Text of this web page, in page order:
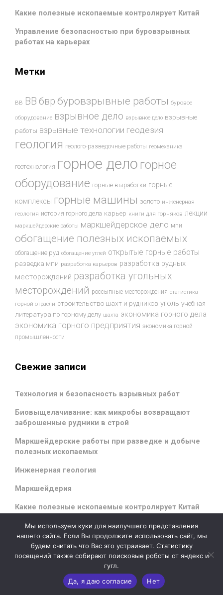
Какие полезные ископаемые контролирует Китай
Управление безопасностью при буровзрывных
работах на карьерах
Метки
ВВ ВВ бвр буровзрывные работы буровое
оборудование взрывное дело взрывное дело взрывные
работы взрывные технологии геодезия
геология геолого-разведочные работы геомеханика
геотехнология горное дело горное
оборудование горные выработки горные
комплексы горные машины золото инженерная
геология история горного дела карьер книги для горняков лекции
маркшейдерские работы маркшейдерское дело мпи
обогащение полезных ископаемых
обогащение руд обогащение углей открытые горные работы
разведка мпи разработка карьеров разработка рудных
месторождений разработка угольных
месторождений россыпные месторождения статистика
горной отрасли строительство шахт и рудников уголь учебная
литература по горному делу шахта экономика горного дела
экономика горного предприятия экономика горной
промышленности
Свежие записи
Технология и безопасность взрывных работ
Биовыщелачивание: как микробы возвращают
заброшенные рудники в строй
Маркшейдерские работы при разведке и добыче
полезных ископаемых
Инженерная геология
Маркшейдерия
Какие полезные ископаемые контролирует Китай
evolvetheme by Theme4Press - Powered by WordPress
Мы используем куки для наилучшего представления
нашего сайта. Если Вы продолжите использовать сайт, мы
будем считать что Вас это устраивает. Статистику
посещений также собирают поисковые роботы от яндекс и
гугл.
Да, я даю согласие
Нет